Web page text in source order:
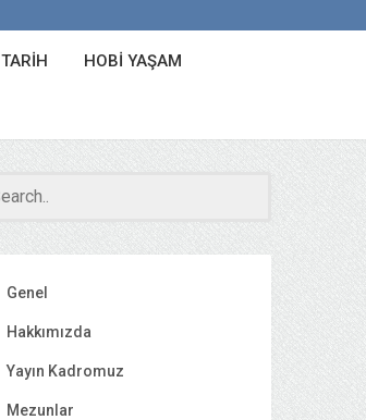
TARIH HOBI YAŞAM
Genel
Hakkımızda
Yayın Kadromuz
Mezunlar